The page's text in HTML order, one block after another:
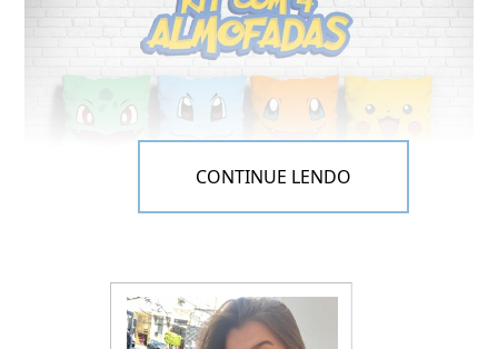
CONTINUE LENDO